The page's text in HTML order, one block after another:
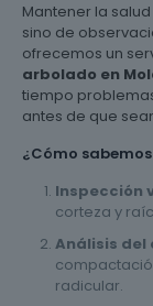
Mantener la
sino de
ofrecemos un
arbolado en
tiempo
antes de que
¿Cómo
Inspección
corteza y
Análisis del
radicular.